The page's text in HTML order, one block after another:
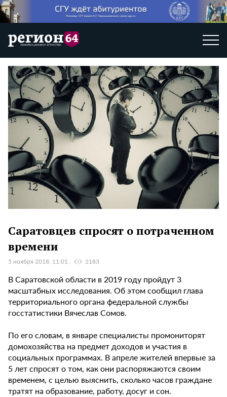
Саратовцев спросят о потраченном
времени
5 ноября 2018, 11:01 2183
В Саратовской области в 2019 году пройдут 3
масштабных исследования. Об этом сообщил глава
территориального органа федеральной службы
госстатистики Вячеслав Сомов.
По его словам, в январе специалисты промониторят
домохозяйства на предмет доходов и участия в
социальных программах. В апреле жителей впервые за
5 лет спросят о том, как они распоряжаются своим
временем, с целью выяснить, сколько часов граждане
тратят на образование, работу, досуг и сон.